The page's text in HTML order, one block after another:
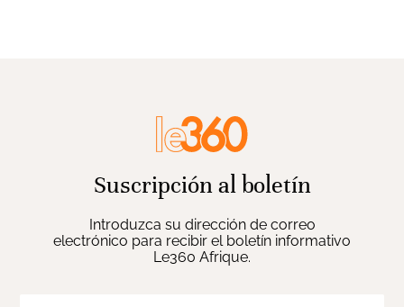
Suscripción al boletín
Introduzca su dirección de correo
electrónico para recibir el boletín informativo
Le360 Afrique.